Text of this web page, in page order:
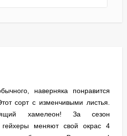
наверняка понравится
сорт с изменчивыми листья.
хамелеон! За сезон
гейхеры меняют свой окрас 4